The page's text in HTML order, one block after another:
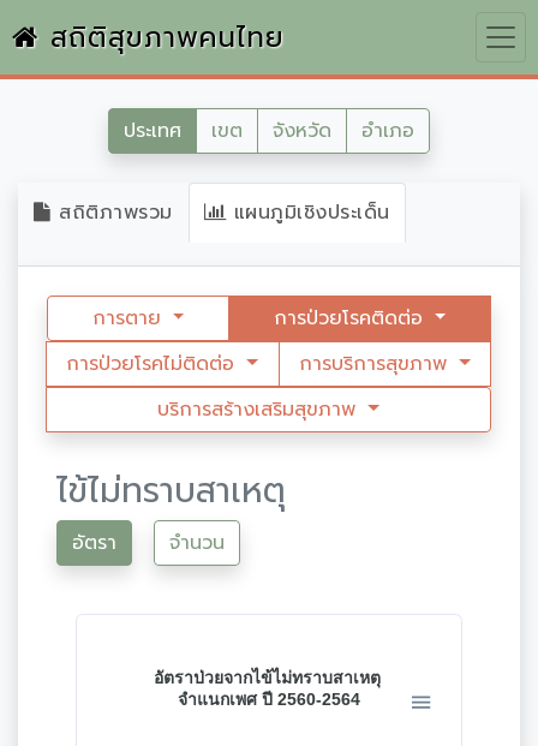
สถิติสุขภาพคนไทย
ประเทศ เขต จังหวัด อำเภอ
สถิติภาพรวม แผนภูมิเชิงประเด็น
การตาย
การป่วยโรคติดต่อ
การป่วยโรคไม่ติดต่อ
การบริการสุขภาพ
บริการสร้างเสริมสุขภาพ
ไข้ไม่ทราบสาเหตุ
อัตรา จำนวน